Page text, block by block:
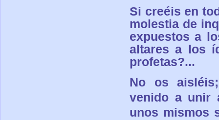
Si creéis en
molestia de
expuestos a
altares a los
profetas?...
No os
venido a unir
unos mismos